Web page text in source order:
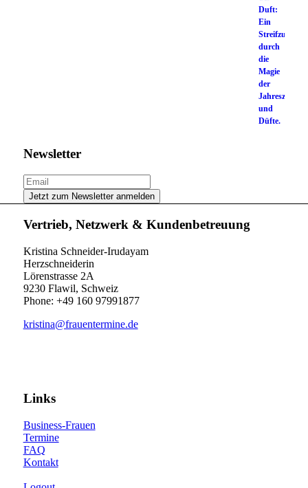
Newsletter
Vertrieb, Netzwerk & Kundenbetreuung
Kristina Schneider-Irudayam
Herzschneiderin
Lörenstrasse 2A
9230 Flawil, Schweiz
Phone: +49 160 97991877
kristina@frauentermine.de
Links
Business-Frauen
Termine
FAQ
Kontakt